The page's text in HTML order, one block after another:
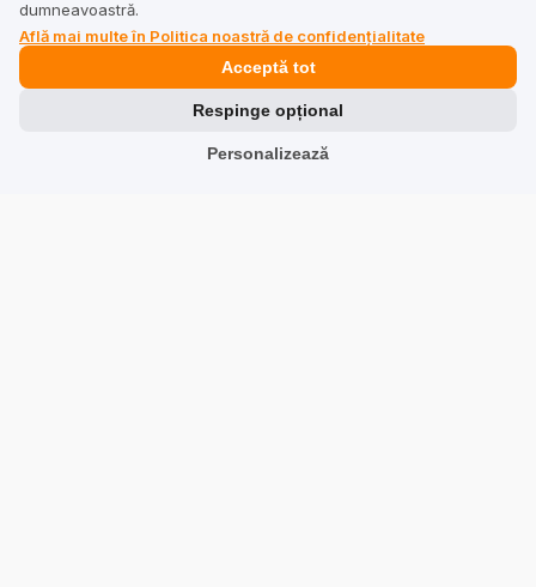
Arată originalul
0
dumneavoastră.
Află mai multe în Politica noastră de confidențialitate
Personalizează
Respinge opțional
Acceptă tot